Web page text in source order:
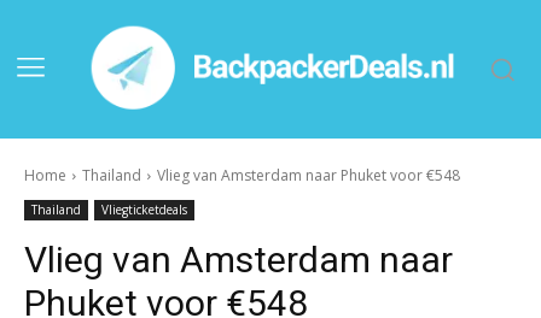
Home Thailand Vlieg van Amsterdam naar Phuket voor €548
Thailand Vliegticketdeals
Vlieg van Amsterdam naar
Phuket voor €548